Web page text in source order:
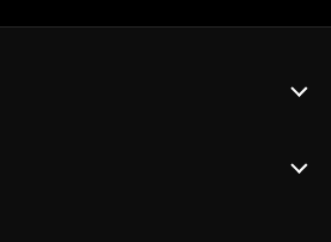
да даде шанс на истинската